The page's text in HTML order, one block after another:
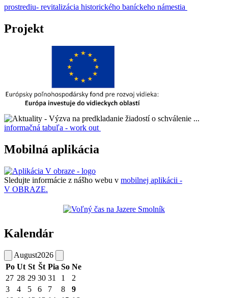
prostrediu- revitalizácia historického baníckeho námestia
Projekt
informačná tabuľa - work out
Mobilná aplikácia
Sledujte informácie z nášho webu v mobilnej aplikácii -
V OBRAZE.
Kalendár
August2026
Po Ut St Št Pia So Ne
27 28 29 30 31 1
2
3
4 5 6 7 8
9